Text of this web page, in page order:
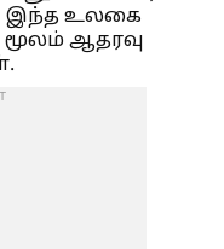
இந்த உலகை
மூலம் ஆதரவு